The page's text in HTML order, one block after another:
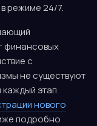
режиме 24/7.
финансовых
с
не существуют
этап
нового
подробно